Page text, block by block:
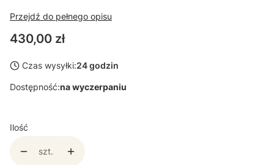
Przejdź do pełnego opisu
Cena
430,00 zł
Czas wysyłki:24 godzin
Dostępność:na wyczerpaniu
Ilość
szt.